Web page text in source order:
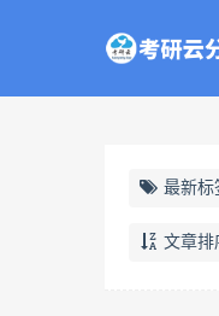
最新标
文章排